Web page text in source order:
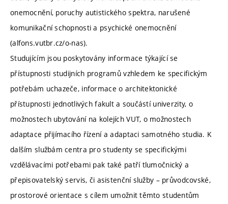
onemocnění, poruchy autistického spektra, narušené
komunikační schopnosti a psychické onemocnění
(alfons.vutbr.cz/o-nas).
Studujícím jsou poskytovány informace týkající se
přístupnosti studijních programů vzhledem ke specifickým
potřebám uchazeče, informace o architektonické
přístupnosti jednotlivých fakult a součástí univerzity, o
možnostech ubytování na kolejích VUT, o možnostech
adaptace přijímacího řízení a adaptaci samotného studia. K
dalším službám centra pro studenty se specifickými
vzdělávacími potřebami pak také patří tlumočnický a
přepisovatelský servis, či asistenční služby – průvodcovské,
prostorové orientace s cílem umožnit těmto studentům